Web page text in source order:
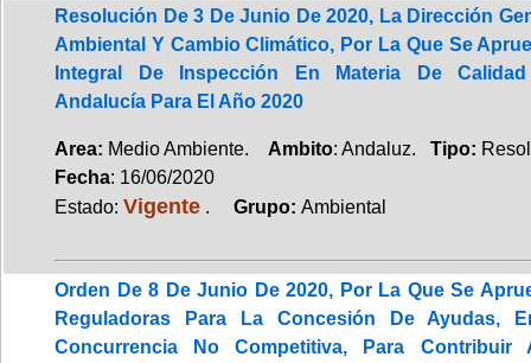
Resolución De 3 De Junio De 2020, La Dirección
Ambiental Y Cambio Climático, Por La Que Se
Integral De Inspección En Materia De
Andalucía Para El Año 2020
Area: Medio Ambiente. Ambito: Andaluz. Tipo:
Fecha: 16/06/2020
Estado: Vigente . Grupo: Ambiental
Orden De 8 De Junio De 2020, Por La Que Se
Reguladoras Para La Concesión De Ayudas,
Concurrencia No Competitiva, Para Contribuir